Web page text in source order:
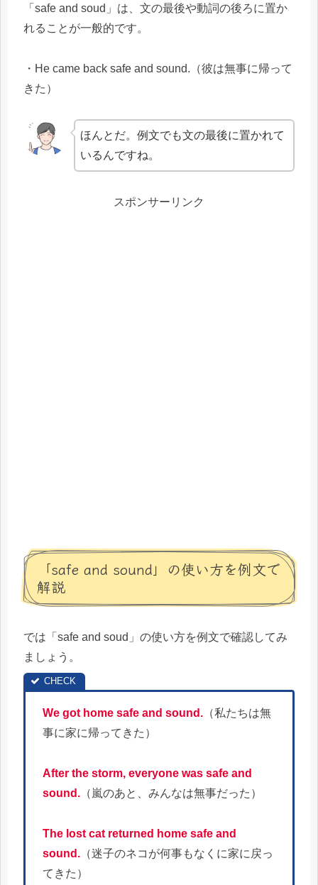
「safe and soud」は、文の最後や動詞の後ろに置か
れることが一般的です。
・He came back safe and sound.（彼は無事に帰って
きた）
ほんとだ。例文でも文の最後に置かれて
いるんですね。
スポンサーリンク
「safe and sound」の使い方を例文で
解説
では「safe and soud」の使い方を例文で確認してみ
ましょう。
We got home safe and sound. （私たちは無
事に家に帰ってきた）
After the storm, everyone was safe and
sound. （嵐のあと、みんなは無事だった）
The lost cat returned home safe and
sound. （迷子のネコが何事もなくに家に戻っ
てきた）